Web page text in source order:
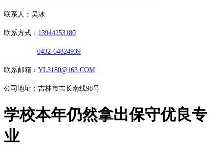
联系人：吴冰
联系方式： 13944253180
0432-64824939
联系邮箱： YL3180@163.COM
公司地址：吉林市吉长南线98号
学校本年仍然拿出保守优良专
业